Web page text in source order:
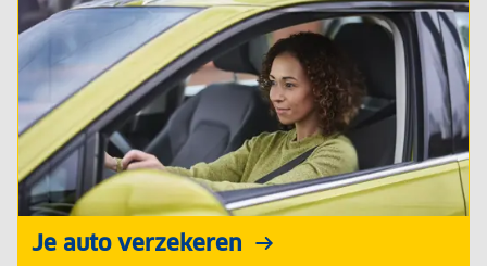
Je auto verzekeren